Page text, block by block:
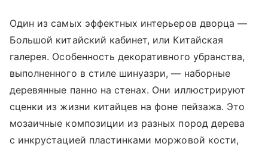
Один из самых эффектных интерьеров дворца —
Большой китайский кабинет, или Китайская
галерея. Особенность декоративного убранства,
выполненного в стиле шинуазри, — наборные
деревянные панно на стенах. Они иллюстрируют
сценки из жизни китайцев на фоне пейзажа. Это
мозаичные композиции из разных пород дерева
с инкрустацией пластинками моржовой кости,